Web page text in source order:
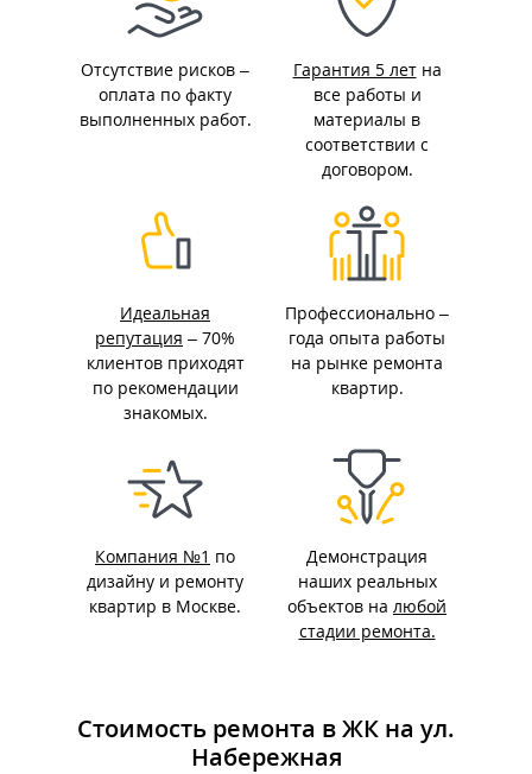
Отсутствие рисков –
оплата по факту
выполненных работ.
Гарантия 5 летна
все работы и
материалы в
соответствии с
договором.
Идеальная
репутация – 70%
клиентов приходят
по рекомендации
знакомых.
Профессионально –
года опыта работы
на рынке ремонта
квартир.
Компания №1 по
дизайну и ремонту
квартир в Москве.
Демонстрация
наших реальных
объектов на любой
стадии ремонта.
Стоимость ремонта в ЖК на ул.
Набережная